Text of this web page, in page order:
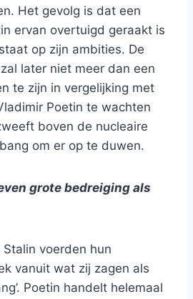
Het gevolg is dat een
ervan overtuigd geraakt is
op zijn ambities. De
later niet meer dan een
te zijn in vergelijking met
Poetin te wachten
boven de nucleaire
om er op te duwen.
grote bedreiging als
voerden hun
vanuit wat zij zagen als
Poetin handelt helemaal